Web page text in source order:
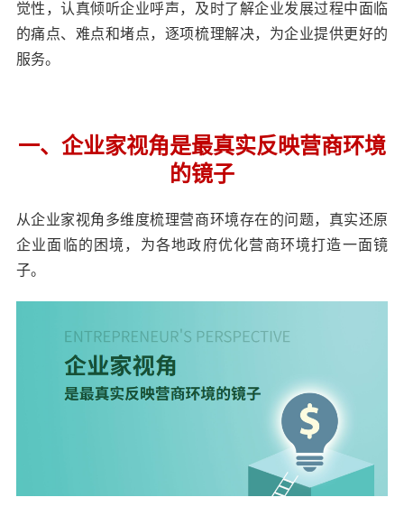
觉性，认真倾听企业呼声，及时了解企业发展过程中面临
的痛点、难点和堵点，逐项梳理解决，为企业提供更好的
服务。
一、企业家视角是最真实反映营商环境
的镜子
从企业家视角多维度梳理营商环境存在的问题，真实还原
企业面临的困境，为各地政府优化营商环境打造一面镜
子。